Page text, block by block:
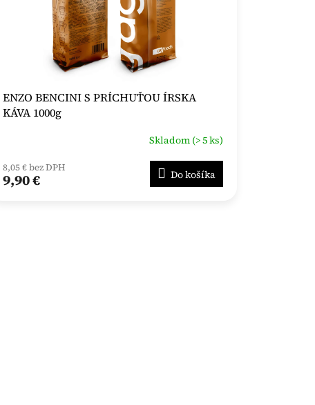
ENZO BENCINI S PRÍCHUŤOU ÍRSKA
KÁVA 1000g
Skladom (> 5 ks)
8,05 € bez DPH
9,90 € Do košíka